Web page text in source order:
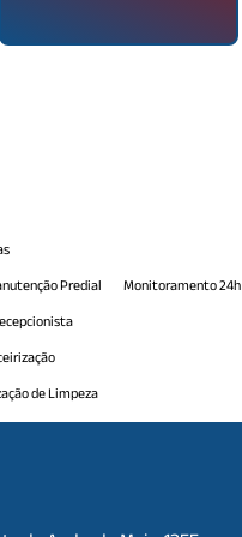
Predial
Monitoramento 24h
de Limpeza
de Portaria 24h